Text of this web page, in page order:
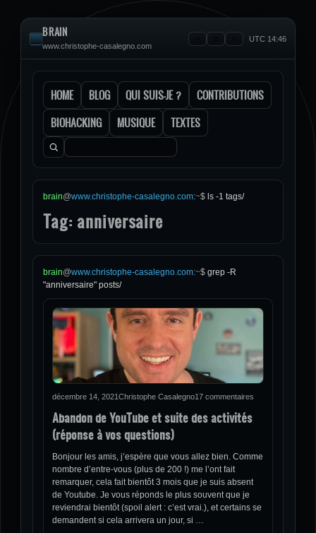
BRAIN
www.christophe-casalegno.com
UTC 14:46
HOME BLOG QUI SUIS-JE ?
CONTRIBUTIONS
BIOHACKING
MUSIQUE TEXTES
Rechercher :
brain@www.christophe-casalegno.com:~$ ls -1 tags/
Tag: anniversaire
brain@www.christophe-casalegno.com:~$ grep -R
"anniversaire" posts/
décembre 14, 2021Christophe Casalegno17 commentaires
Abandon de YouTube et suite des activités
(réponse à vos questions)
Bonjour les amis, j’espère que vous allez bien. Comme
nombre d’entre-vous (plus de 200 !) me l’ont fait
remarquer, cela fait bientôt 3 mois que je suis absent
de Youtube. Je vous réponds le plus souvent que je
reviendrai bientôt (spoil alert : c’est vrai.), et certains se
demandent si cela arrivera un jour, si …